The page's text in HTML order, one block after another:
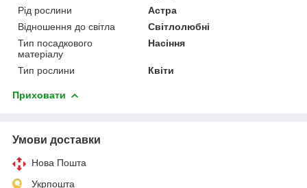
Рід рослини
Астра
Відношення до світла
Світлолюбні
Тип посадкового
матеріалу
Насіння
Тип рослини Квіти
Приховати
Умови доставки
Нова Пошта
Укрпошта